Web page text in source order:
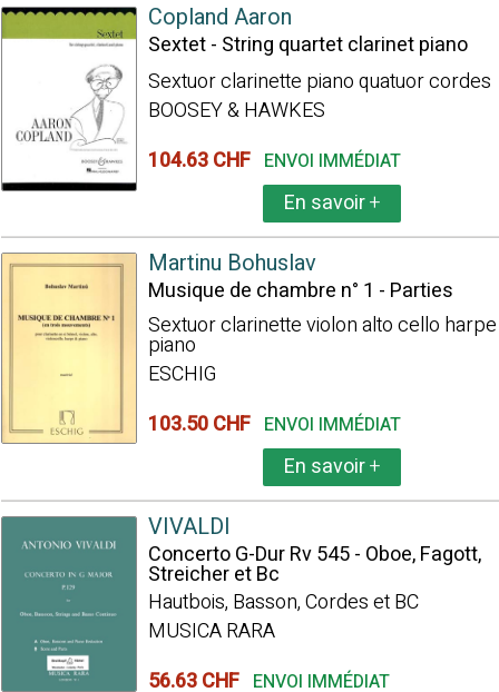
Copland Aaron
Sextet - String quartet clarinet piano
Sextuor clarinette piano quatuor cordes
BOOSEY & HAWKES
104.63 CHF ENVOI IMMÉDIAT
En savoir+
Martinu Bohuslav
Musique de chambre n° 1 - Parties
Sextuor clarinette violon alto cello harpe
piano
ESCHIG
103.50 CHF ENVOI IMMÉDIAT
En savoir+
VIVALDI
Concerto G-Dur Rv 545 - Oboe, Fagott,
Streicher et Bc
Hautbois, Basson, Cordes et BC
MUSICA RARA
56.63 CHF ENVOI IMMÉDIAT